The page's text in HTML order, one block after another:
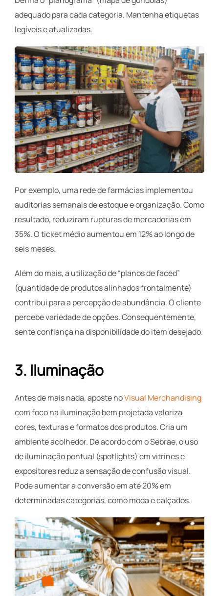
adequado para cada categoria. Mantenha etiquetas
legíveis e atualizadas.
Por exemplo, uma rede de farmácias implementou
auditorias semanais de estoque e organização. Como
resultado, reduziram rupturas de mercadorias em
35%. O ticket médio aumentou em 12% ao longo de
seis meses.
Além do mais, a utilização de “planos de faced”
(quantidade de produtos alinhados frontalmente)
contribui para a percepção de abundância. O cliente
percebe variedade de opções. Consequentemente,
sente confiança na disponibilidade do item desejado.
3. Iluminação
Antes de mais nada, aposte noVisual Merchandising
com foco na iluminação bem projetada valoriza
cores, texturas e formatos dos produtos. Cria um
ambiente acolhedor. De acordo com o Sebrae, o uso
de iluminação pontual (spotlights) em vitrines e
expositores reduz a sensação de confusão visual.
Pode aumentar a conversão em até 20% em
determinadas categorias, como moda e calçados.